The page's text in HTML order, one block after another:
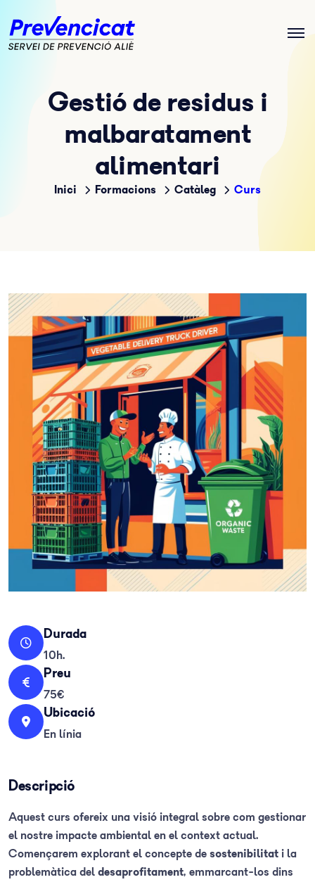
Gestió de residus i
malbaratament
alimentari
Inici Formacions Catàleg Curs
Durada
10h.
Preu
75€
Ubicació
En línia
Descripció
Aquest curs ofereix una visió integral sobre com gestionar
el nostre impacte ambiental en el context actual.
Començarem explorant el concepte desostenibilitat i la
problemàtica deldesaprofitament, emmarcant-los dins